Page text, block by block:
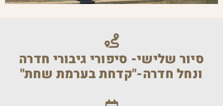
סיור שלישי- סיפורי גיבורי חדרה
ונחל חדרה-"קדחת בערמת שחת"